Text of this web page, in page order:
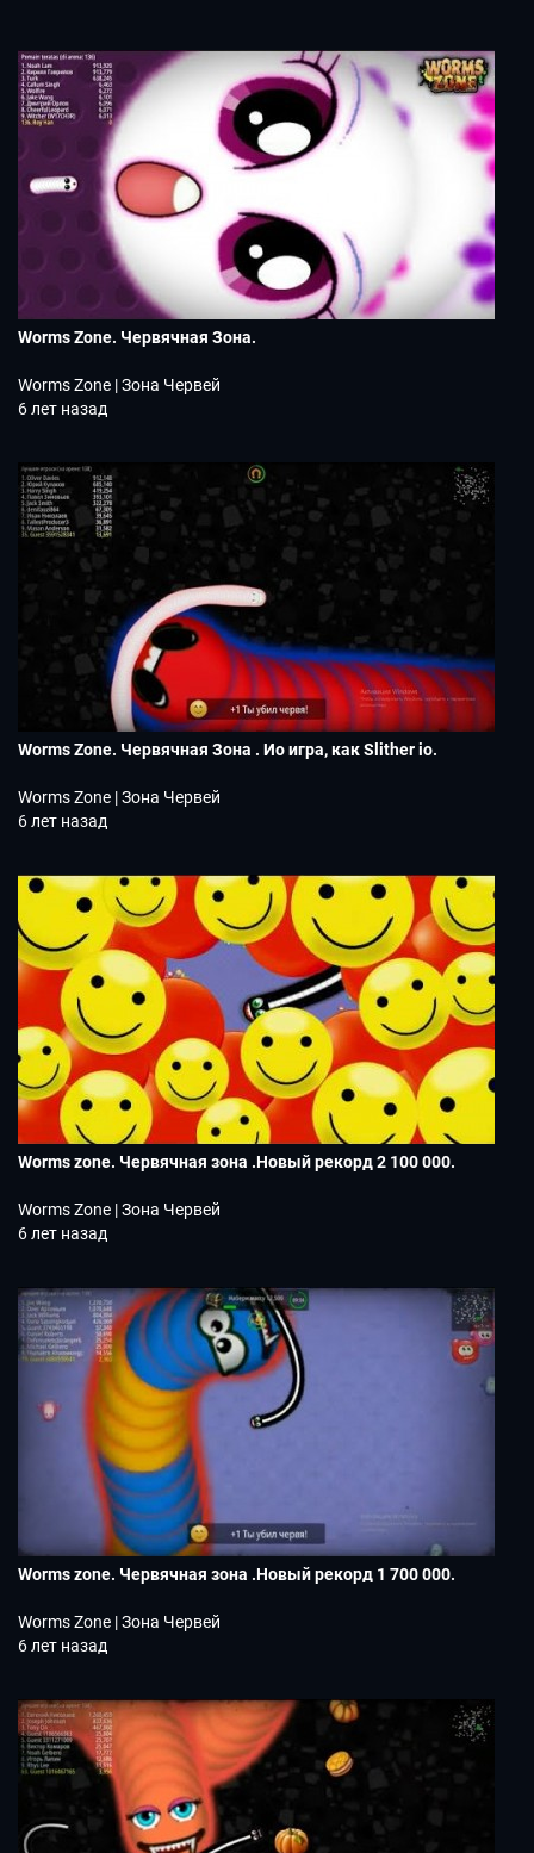
Worms Zone. Червячная Зона.
Worms Zone | Зона Червей
6 лет назад
Worms Zone. Червячная Зона . Ио игра, как Slither io.
Worms Zone | Зона Червей
6 лет назад
Worms zone. Червячная зона .Новый рекорд 2 100 000.
Worms Zone | Зона Червей
6 лет назад
Worms zone. Червячная зона .Новый рекорд 1 700 000.
Worms Zone | Зона Червей
6 лет назад